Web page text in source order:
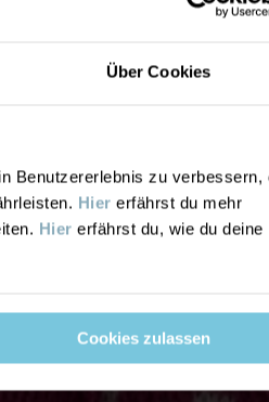
Über Cookies
Benutzererlebnis zu verbessern,
Hier erfährst du mehr
Hier erfährst du, wie du deine
Cookies zulassen